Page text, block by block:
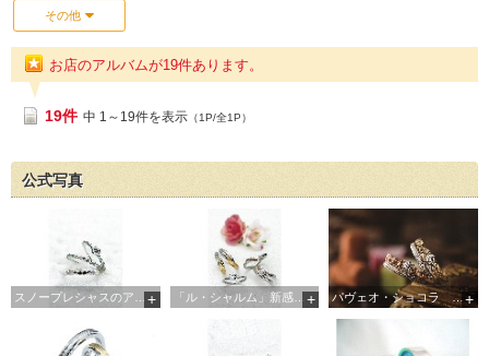
その他
お店のアルバムが19件あります。
19件 中 1～19件を表示 （1P/全1P）
公式写真
「ル・シャルム」新感覚キュート系「今かわリング」 パヴェオ・ショコラ 「とろける愛はとけないショコラ」